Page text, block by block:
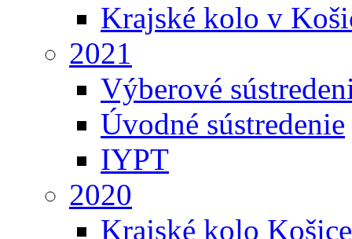
Krajské kolo v
2021
Výberové
Úvodné sústredenie
IYPT
2020
Krajské kolo Košice